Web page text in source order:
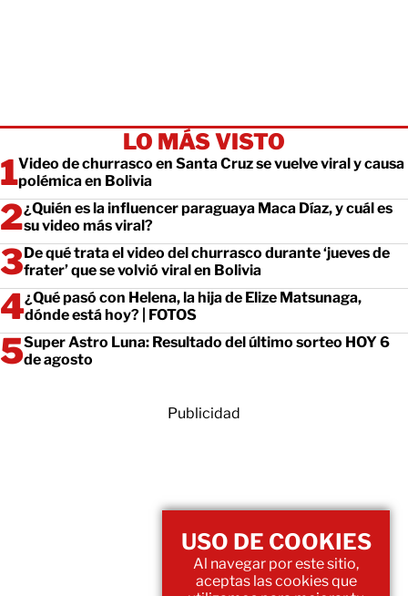
LO MÁS VISTO
Video de churrasco en Santa Cruz se vuelve viral y causa
polémica en Bolivia
¿Quién es la influencer paraguaya Maca Díaz, y cuál es
su video más viral?
De qué trata el video del churrasco durante ‘jueves de
frater’ que se volvió viral en Bolivia
¿Qué pasó con Helena, la hija de Elize Matsunaga,
dónde está hoy? | FOTOS
Super Astro Luna: Resultado del último sorteo HOY 6
de agosto
Publicidad
USO DE COOKIES
Al navegar por este sitio,
aceptas las cookies que